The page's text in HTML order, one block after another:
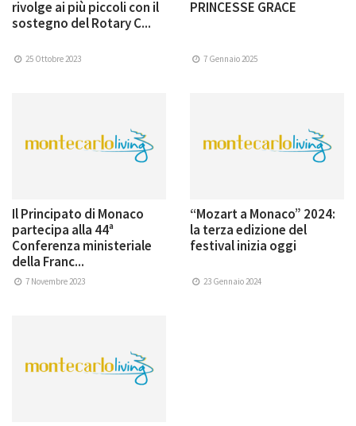
rivolge ai più piccoli con il
sostegno del Rotary C...
25 Ottobre 2023
PRINCESSE GRACE
7 Gennaio 2025
Il Principato di Monaco
partecipa alla 44ª
Conferenza ministeriale
della Franc...
7 Novembre 2023
“Mozart a Monaco” 2024:
la terza edizione del
festival inizia oggi
23 Gennaio 2024